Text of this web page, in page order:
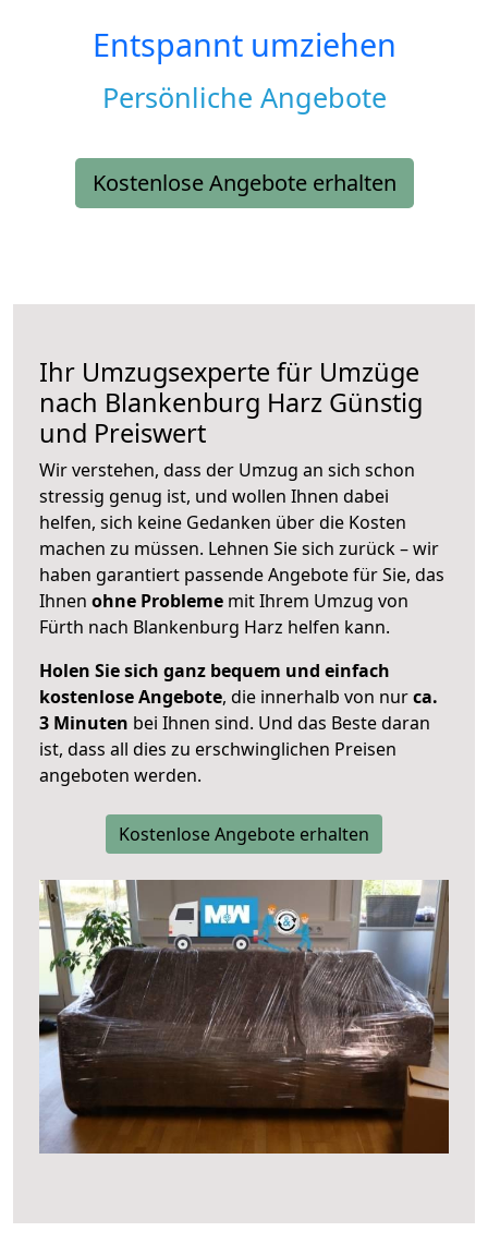
Entspannt umziehen
Persönliche Angebote
Kostenlose Angebote erhalten
Ihr Umzugsexperte für Umzüge
nach Blankenburg Harz Günstig
und Preiswert
Wir verstehen, dass der Umzug an sich schon
stressig genug ist, und wollen Ihnen dabei
helfen, sich keine Gedanken über die Kosten
machen zu müssen. Lehnen Sie sich zurück – wir
haben garantiert passende Angebote für Sie, das
Ihnen ohne Probleme mit Ihrem Umzug von
Fürth nach Blankenburg Harz helfen kann.
Holen Sie sich ganz bequem und einfach
kostenlose Angebote, die innerhalb von nurca.
3 Minuten bei Ihnen sind. Und das Beste daran
ist, dass all dies zu erschwinglichen Preisen
angeboten werden.
Kostenlose Angebote erhalten